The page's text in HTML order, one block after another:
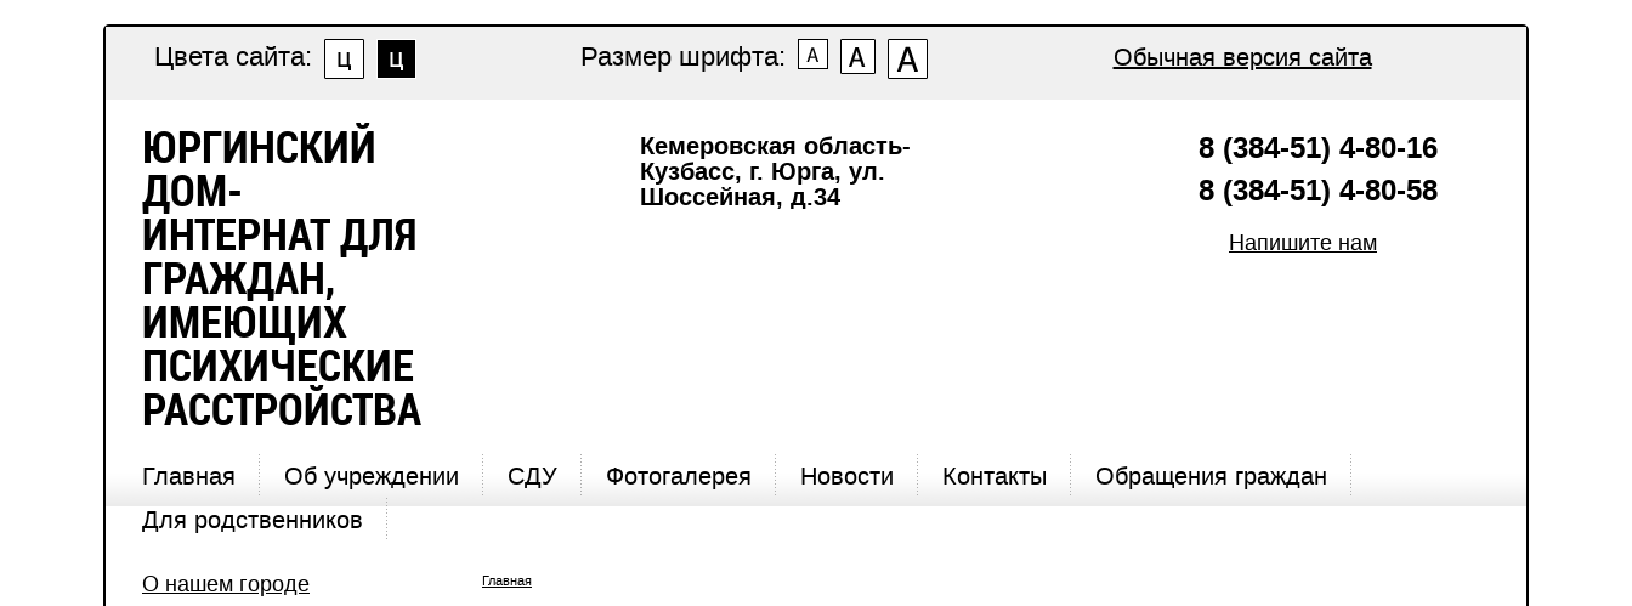
Цвета сайта: Размер шрифта: Обычная версия сайта
ЮРГИНСКИЙ
ДОМ-
ИНТЕРНАТ ДЛЯ
ГРАЖДАН,
ИМЕЮЩИХ
ПСИХИЧЕСКИЕ
РАССТРОЙСТВА
Кемеровская область-
Кузбасс, г. Юрга, ул.
Шоссейная, д.34
8 (384-51) 4-80-16
8 (384-51) 4-80-58
Напишите нам
Главная Об учреждении СДУ Фотогалерея Новости Контакты
Обращения граждан
Для родственников
О нашем городе
Главная